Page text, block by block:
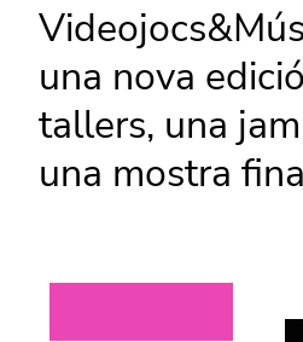
una nova
tallers, una
una mostra